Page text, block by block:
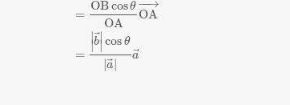
=
OBcosθ
OA
OA
−→
−
=
∣
∣b⃗∣
∣ cos θ
|a ⃗
a⃗
OHOA OA→=